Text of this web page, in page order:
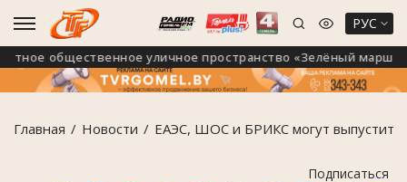
РУС
общественное уличное пространство «Зелёный маршрут
Главная Новости ЕАЭС, ШОС и БРИКС могут
Подписаться